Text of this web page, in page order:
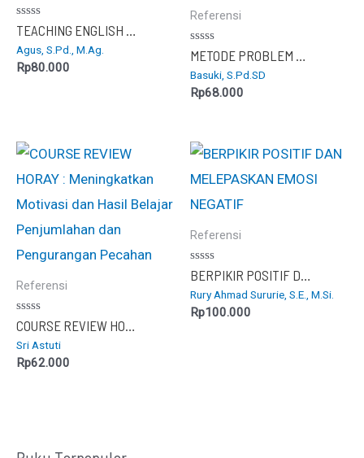
Dinilai
0
dari
5
Agus, S.Pd., M.Ag.
Rp80.000
Referensi
Dinilai
0
dari
5
Basuki, S.Pd.SD
Rp68.000
Referensi
Dinilai
0
dari
5
Sri Astuti
Rp62.000
Referensi
Dinilai
0
dari
5
Rury Ahmad Sururie, S.E., M.Si.
Rp100.000